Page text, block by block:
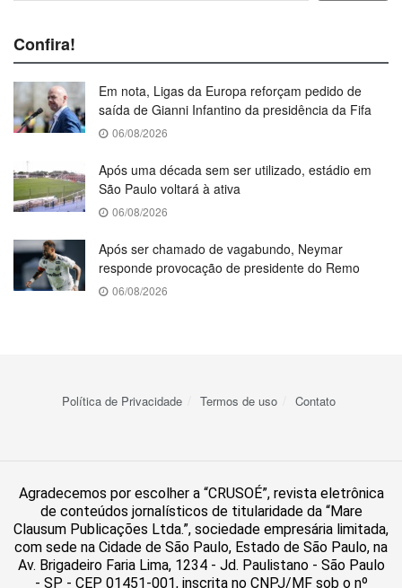
Confira!
Em nota, Ligas da Europa reforçam pedido de
saída de Gianni Infantino da presidência da Fifa
06/08/2026
Após uma década sem ser utilizado, estádio em
São Paulo voltará à ativa
06/08/2026
Após ser chamado de vagabundo, Neymar
responde provocação de presidente do Remo
06/08/2026
Política de Privacidade Termos de uso Contato
Agradecemos por escolher a “CRUSOÉ”, revista eletrônica
de conteúdos jornalísticos de titularidade da “Mare
Clausum Publicações Ltda.”, sociedade empresária limitada,
com sede na Cidade de São Paulo, Estado de São Paulo, na
Av. Brigadeiro Faria Lima, 1234 - Jd. Paulistano - São Paulo
- SP - CEP 01451-001, inscrita no CNPJ/MF sob o nº